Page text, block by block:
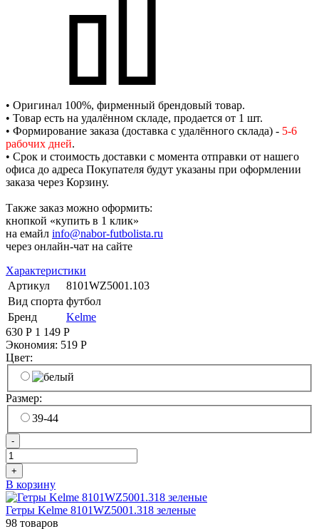
• Оригинал 100%, фирменный брендовый товар.
• Товар есть на удалённом складе, продается от 1 шт.
• Формирование заказа (доставка с удалённого склада) - 5-6
рабочих дней.
• Срок и стоимость доставки с момента отправки от нашего
офиса до адреса Покупателя будут указаны при оформлении
заказа через Корзину.
Также заказ можно оформить:
кнопкой «купить в 1 клик»
на емайл info@nabor-futbolista.ru
через онлайн-чат на сайте
Характеристики
Артикул
8101WZ5001.103
Вид спорта футбол
Бренд
Kelme
630 Р 1 149 Р
Экономия: 519 Р
Цвет:
Размер:
39-44
-
+
В корзину
Гетры Kelme 8101WZ5001.318 зеленые
98 товаров